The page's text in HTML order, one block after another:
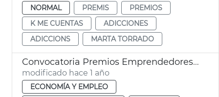
NORMAL
PREMIS
PREMIOS
K ME CUENTAS
ADICCIONES
ADICCIONS
MARTA TORRADO
Convocatoria Premios Emprendedores por la riada 2025
modificado hace 1 año
ECONOMÍA Y EMPLEO